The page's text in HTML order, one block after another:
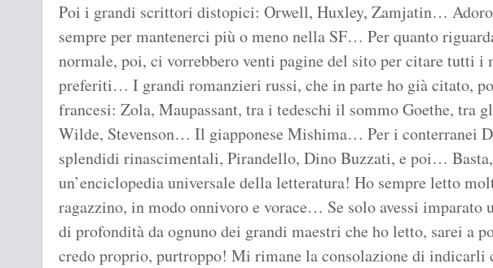
Poi i grandi scrittori distopici: Orwell, Huxley, Zamjatin… Adoro
sempre per mantenerci più o meno nella SF… Per quanto
normale, poi, ci vorrebbero venti pagine del sito per citare tutti i
preferiti… I grandi romanzieri russi, che in parte ho già citato,
francesi: Zola, Maupassant, tra i tedeschi il sommo Goethe, tra
Wilde, Stevenson… Il giapponese Mishima… Per i conterranei
splendidi rinascimentali, Pirandello, Dino Buzzati, e poi…
un’enciclopedia universale della letteratura! Ho sempre letto
ragazzino, in modo onnivoro e vorace… Se solo avessi imparato
di profondità da ognuno dei grandi maestri che ho letto, sarei a
credo proprio, purtroppo! Mi rimane la consolazione di indicarli